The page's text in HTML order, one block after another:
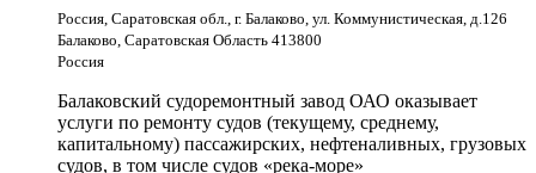
Россия, Саратовская обл., г. Балаково, ул. Коммунистическая, д.126
Балаково, Саратовская Область 413800
Россия
Балаковский судоремонтный завод ОАО оказывает
услуги по ремонту судов (текущему, среднему,
капитальному) пассажирских, нефтеналивных, грузовых
судов, в том числе судов «река-море»